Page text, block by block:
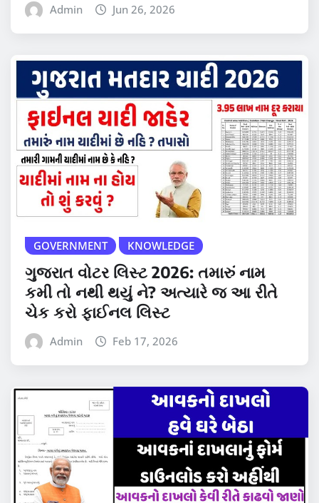
Admin Jun 26, 2026
GOVERNMENT KNOWLEDGE
ગુજરાત વોટર લિસ્ટ 2026: તમારું નામ
કમી તો નથી થયું ને? અત્યારે જ આ રીતે
ચેક કરો ફાઈનલ લિસ્ટ
Admin Feb 17, 2026